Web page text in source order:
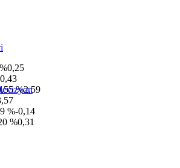
%0,25
%2,59
%-0,14
%0,31